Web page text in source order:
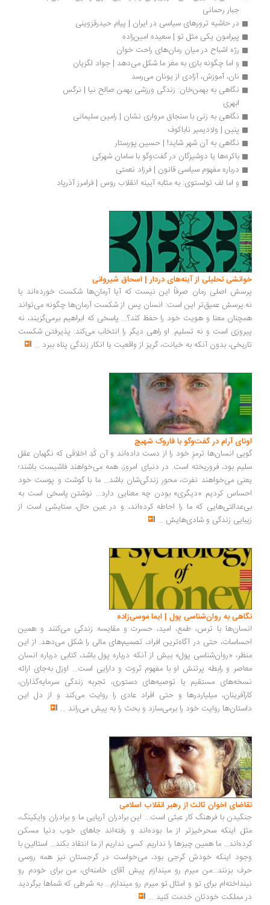
جبار رحمانی
در حاشیه ترورهای سیاسی در ایران | پیام حیدرقزوینی
پیرامون یکی مثل تو | سعیده امین‌زاده
رژه اشباح در میان رمان‌های راحت خوان
و اما چگونه بازی به مغز ما شکل می‌دهد | جواد لگزیان
نان، آموزش، آزادی از یونان می‌رسد
نگاهی به بهمن‌خان: زندگی ورزشی بهمن صالح نیا | نرگس
نگاهی به زنی با سنجاق مرواری ‏نشان | رامین سلیمانی
پنین | ولادیمیر ناباکوف
نگاهی به آن شهر شاید! | حسین پورستار
باکره‌ها یا دوشیزگان در گفت‌وگو با سامان شهرکی
درباره مفهوم سیاسی قانون | فرزاد نعمتی
و اما لف تولستوی: به مثابه آیینه انقلاب روس | فرامرز آذرپاد
تحلیلی از آینه‌های دردار | اسحاق شیروانی
اصلی رمان صرفاً این نیست که آیا آرمان‌ها شکست خورده‌اند یا
عمیق‌تر این است: انسان پس از شکست آرمان‌ها چگونه می‌تواند
معنا و هویت خود را حفظ کند؟... پاسخی که ابراهیم برمی‌گزیند، نه
است و نه تسلیم. او راهی دیگر را انتخاب می‌کند: پذیرفتن شکست
بدون آنکه به خیانت، گریز از واقعیت یا انکار زندگی پناه ببرد...
آرام در گفت‌وگو با فاروک شهیچ‭
انسان‌ها ترمزِ خود را از دست داده‌اند و آن کُدِ اخلاقی که نگهبان عقل
بود، فروریخته است. در دنیای امروز، همه می‌خواهند فاشیست باشند؛
می‌خواهند نفرت، محورِ زندگی‌شان باشد... ما با گوشت و پوست خود
کردیم «دیگری» بودن چه معنایی دارد... نوشتن پاسخی است به
که ما را احاطه کرده‌اند، و در عین حال، ستایشی است از
زندگی و شادی‌هایش...
به روان‌شناسی پول | ایما موسی‌زاده
با ترس، طمع، امید، حسرت و مقایسه زندگی می‌کنند و همین
حتی در آگاه‌ترین افراد، تصمیم‌های مالی را شکل می‌دهد. از این
«روان‌شناسی پول» بیش از آنکه درباره پول باشد، کتابی درباره انسان
و رابطه پرتنش او با مفهوم ثروت و دارایی است... اوزل به‌جای ارائه
مستقیم یا توصیه‌های دستوری، تجربه زندگی سرمایه‌گذاران،
میلیاردرها و حتی افراد عادی را روایت می‌کند و از دل این
روایت خود را برمی‌سازد و بحث را به پیش می‌راند...
اخوان ثالث از رهبر انقلاب اسلامی
با فرهنگ کار عبثی است... این برادران آریایی ما و برادران وایکینگ،
اینکه سحرخیزتر از ما بوده‌اند و رفته‌اند جاهای خوب دنیا مسکن
ما همین چیزها را نداریم. کسی نداریم از ما انتقاد بکند... استالین با
اینکه خودش گرجی بود، می‌خواست در گرجستان نیز همه روسی
بزنند...من میرم رو میندازم پیش آقای خامنه‌ای، من برای خودم رو
برای تو و امثال تو میرم رو میندازم... به شرطی که شماها برگردید
مملکت خودتان خدمت کنید...